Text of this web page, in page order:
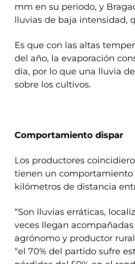
mm en su periodo, y
lluvias de baja intensidad,
Es que con las altas
del año, la evaporación
día, por lo que una lluvia
sobre los cultivos.
Comportamiento dispar
Los productores
tienen un comportamiento
kilómetros de distancia
“Son lluvias erráticas,
veces llegan
agrónomo y productor
“el 70% del partido sufre